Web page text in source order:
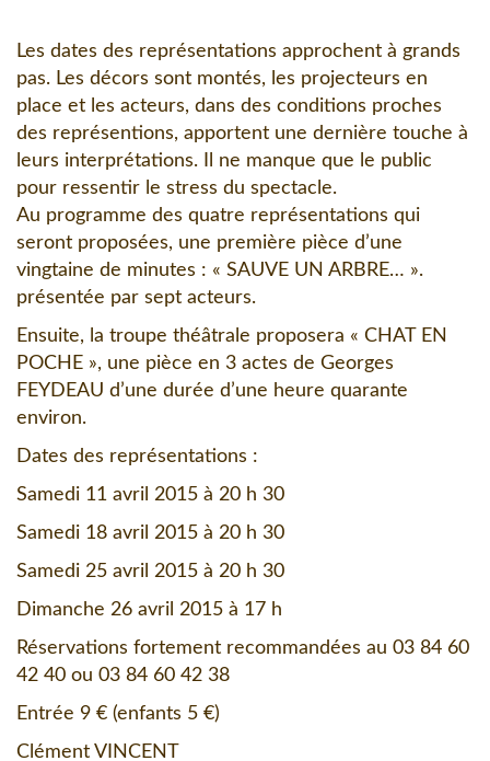
Les dates des représentations approchent à grands
pas. Les décors sont montés, les projecteurs en
place et les acteurs, dans des conditions proches
des représentions, apportent une dernière touche à
leurs interprétations. Il ne manque que le public
pour ressentir le stress du spectacle.
Au programme des quatre représentations qui
seront proposées, une première pièce d’une
vingtaine de minutes : « SAUVE UN ARBRE… ».
présentée par sept acteurs.
Ensuite, la troupe théâtrale proposera « CHAT EN
POCHE », une pièce en 3 actes de Georges
FEYDEAU d’une durée d’une heure quarante
environ.
Dates des représentations :
Samedi 11 avril 2015 à 20 h 30
Samedi 18 avril 2015 à 20 h 30
Samedi 25 avril 2015 à 20 h 30
Dimanche 26 avril 2015 à 17 h
Réservations fortement recommandées au 03 84 60
42 40 ou 03 84 60 42 38
Entrée 9 € (enfants 5 €)
Clément VINCENT